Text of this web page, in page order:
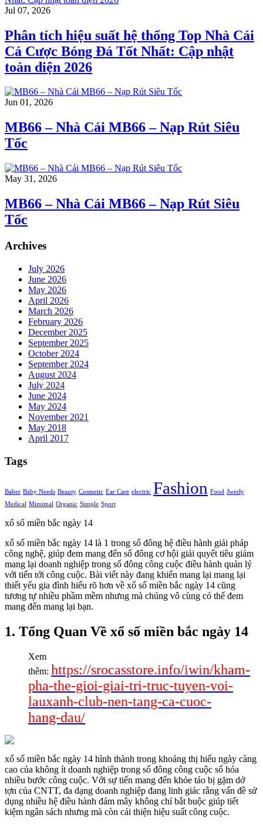
Jul 07, 2026
Phân tích hiệu suất hệ thống Top Nhà Cái
Cá Cược Bóng Đá Tốt Nhất: Cập nhật
toàn diện 2026
Jun 01, 2026
MB66 – Nhà Cái MB66 – Nạp Rút Siêu
Tốc
May 31, 2026
MB66 – Nhà Cái MB66 – Nạp Rút Siêu
Tốc
Archives
July 2026
June 2026
May 2026
April 2026
March 2026
February 2026
December 2025
September 2025
October 2024
September 2024
August 2024
July 2024
June 2024
May 2024
November 2021
May 2018
April 2017
Tags
Baber Baby Needs Beauty Cosmetic Ear Care electric Fashion Food Jwerly
Medical Mimimal Organic Simple Sport
xổ số miền bắc ngày 14
xổ số miền bắc ngày 14 là 1 trong số đông hệ điều hành giải pháp
công nghệ, giúp đem mang đến số đông cơ hội giải quyết tiêu giảm
mang lại doanh nghiệp trong số đông công cuộc điều hành quản lý
với tiến tới công cuộc. Bài viết này đang khiến mang lại mang lại
thiết yếu gia đình hiểu rõ hơn về xổ số miền bắc ngày 14 cũng
tương tự nhiều phầm mềm nhưng mà chúng vô cùng có thể đem
mang đến mang lại bạn.
1. Tổng Quan Về xổ số miền bắc ngày 14
Xem
thêm: https://srocasstore.info/iwin/kham-
pha-the-gioi-giai-tri-truc-tuyen-voi-
lauxanh-club-nen-tang-ca-cuoc-
hang-dau/
xổ số miền bắc ngày 14 hình thành trong khoảng thị hiếu ngày càng
cao của không ít doanh nghiệp trong số đông công cuộc số hóa
nhiều bước công cuộc. Với sự tiến mang đến khỏe táo bị gặm dở
tợn của CNTT, đa dạng doanh nghiệp đang linh giác rằng vấn đề sử
dụng nhiều hệ điều hành đám mây không chỉ bắt buộc giúp tiết
kiệm ngân sách nhưng mà còn cải thiện hiệu suất công cuộc.